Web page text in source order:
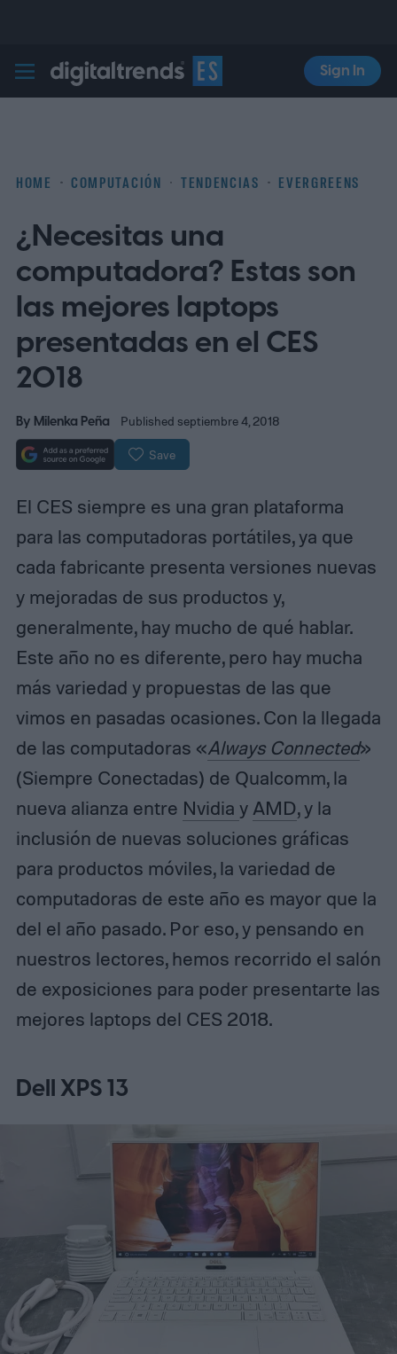
Digital Trends Español
Sign In
HOME COMPUTACIÓN TENDENCIAS EVERGREENS
¿Necesitas una
computadora? Estas son
las mejores laptops
presentadas en el CES
2018
By Milenka Peña Published septiembre 4, 2018
Save
El CES siempre es una gran plataforma
para las computadoras portátiles, ya que
cada fabricante presenta versiones nuevas
y mejoradas de sus productos y,
generalmente, hay mucho de qué hablar.
Este año no es diferente, pero hay mucha
más variedad y propuestas de las que
vimos en pasadas ocasiones. Con la llegada
de las computadoras «Always Connected»
(Siempre Conectadas) de Qualcomm, la
nueva alianza entre Nvidia y AMD, y la
inclusión de nuevas soluciones gráficas
para productos móviles, la variedad de
computadoras de este año es mayor que la
del el año pasado. Por eso, y pensando en
nuestros lectores, hemos recorrido el salón
de exposiciones para poder presentarte las
mejores laptops del CES 2018.
Dell XPS 13